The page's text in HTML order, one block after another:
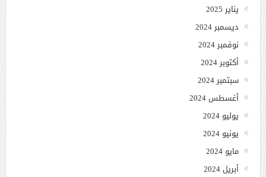
يناير 2025
ديسمبر 2024
نوفمبر 2024
أكتوبر 2024
سبتمبر 2024
أغسطس 2024
يوليو 2024
يونيو 2024
مايو 2024
أبريل 2024